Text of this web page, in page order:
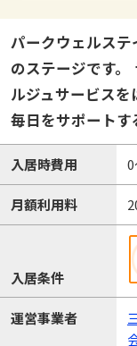
パークウェルス
のステージです。
ルジュサービス
毎日をサポートす
入居時費用
月額利用料
入居条件
運営事業者